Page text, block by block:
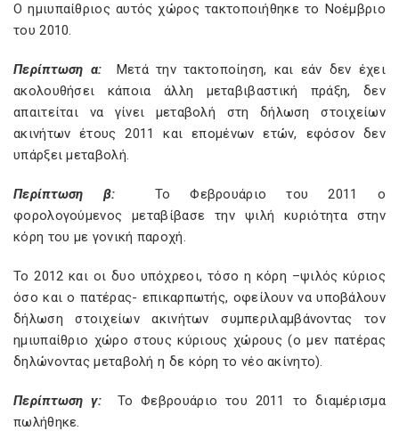
Ο ημιυπαίθριος αυτός χώρος τακτοποιήθηκε το Νοέμβριο
του 2010.
Περίπτωση α:
Μετά την τακτοποίηση, και εάν δεν έχει
ακολουθήσει κάποια άλλη μεταβιβαστική πράξη, δεν
απαιτείται να γίνει μεταβολή στη δήλωση στοιχείων
ακινήτων έτους 2011 και επομένων ετών, εφόσον δεν
υπάρξει μεταβολή.
Περίπτωση β:
Το Φεβρουάριο του 2011 ο
φορολογούμενος μεταβίβασε την ψιλή κυριότητα στην
κόρη του με γονική παροχή.
Το 2012 και οι δυο υπόχρεοι, τόσο η κόρη –ψιλός κύριος
όσο και ο πατέρας- επικαρπωτής, οφείλουν να υποβάλουν
δήλωση στοιχείων ακινήτων συμπεριλαμβάνοντας τον
ημιυπαίθριο χώρο στους κύριους χώρους (ο μεν πατέρας
δηλώνοντας μεταβολή η δε κόρη το νέο ακίνητο).
Περίπτωση γ: Το Φεβρουάριο του 2011 το διαμέρισμα
πωλήθηκε.